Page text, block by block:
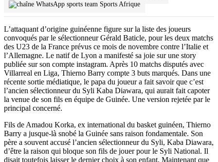
Sports Afrique
L’attaquant d’origine guinéenne figure sur la liste des joueurs
convoqués par le sélectionneur Gérald Baticle, pour les deux matchs
des U23 de la France prévus ce mois de novembre contre l’Italie et
l’Allemagne. Le natif de Lyon a manifesté sa joie sur une story
publiée sur son compte instagram. Après 10 matchs disputés avec
Villarreal en Liga, Thierno Barry compte 3 buts marqués. Dans une
récente sortie médiatique, le papa du joueur a fait savoir que c’est
l’ancien sélectionneur du Syli Kaba Diawara, qui aurait fait capoter
la venue de son fils en équipe de Guinée. Une version rejetée par le
principal concerné.
Fils de Amadou Korka, ex international du basket guinéen, Thierno
Barry a jusque-là snobé la Guinée sans raison fondamentale. Son
père a souvent accusé l’ancien sélectionneur du Syli, Kaba Diawara,
d’être la raison qui bloque son fils de jouer pour le Syli National. Il
disait toutefois laisser le dernier choix à son enfant. Maintenant que